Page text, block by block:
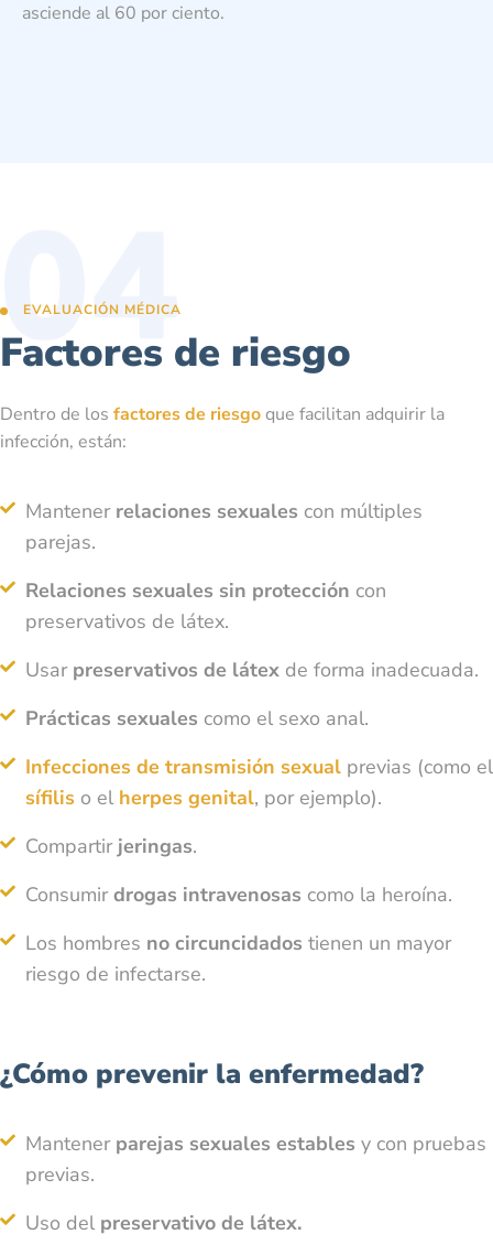
asciende al 60 por ciento.
EVALUACIÓN MÉDICA
Factores de riesgo
Dentro de los factores de riesgoque facilitan adquirir la
infección, están:
Mantener relaciones sexuales con múltiples
parejas.
Relaciones sexuales sin protección con
preservativos de látex.
Usar preservativos de látexde forma inadecuada.
Prácticas sexuales como el sexo anal.
Infecciones de transmisión sexualprevias (como el
sífiliso el herpes genital, por ejemplo).
Compartir jeringas.
Consumirdrogas intravenosas como la heroína.
Los hombres no circuncidados tienen un mayor
riesgo de infectarse.
¿Cómo prevenir la enfermedad?
Mantener parejas sexuales estables y con pruebas
previas.
Uso del preservativo de látex.